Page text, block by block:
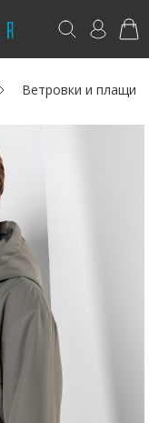
Ветровки и плащи